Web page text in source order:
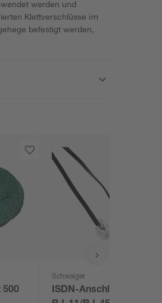
werden und
Klettverschlüsse im
befestigt werden,
500
Schwaiger
ISDN-Anschlusskabel